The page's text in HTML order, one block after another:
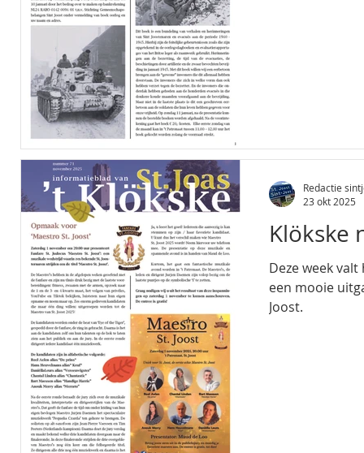
Klökske
Deze week
een mooie
Joost.
Redactie
23 okt 2025